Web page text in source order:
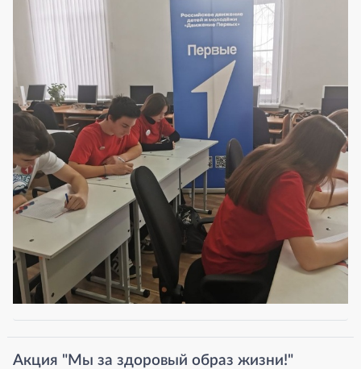
Акция "Мы за здоровый образ жизни!"